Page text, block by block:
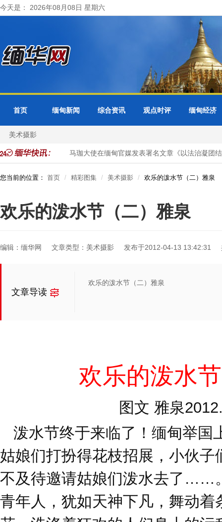
今天是： 2026年08月08日 星期六
首页 缅甸新闻 综合资讯 观点时评 缅甸经济
美术摄影
气项目投资 马珈大使在缅甸官媒发表署名文章《以法治凝团结
您当前的位置： 首页 精彩图集 美术摄影 欢乐的泼水节（二）雅泉
欢乐的泼水节（二）雅泉
编辑：缅华网 文章类型：美术摄影 发布于2012-04-13 13:42:31
文章导读
欢乐的泼水节（二）雅泉
欢乐的泼水
图文 雅泉
泼水节终于来临了！缅甸举国
姑娘们打扮得花枝招展，小伙
不及待邀请姑娘们泼水去了……
青年人，犹如天神下凡，舞动着